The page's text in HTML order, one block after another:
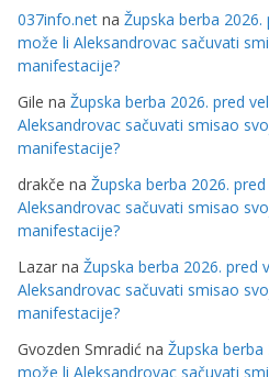
037info.net na Župska berba
može li Aleksandrovac sačuvati
manifestacije?
Gile na Župska berba 2026. pred
Aleksandrovac sačuvati smisao
manifestacije?
drakče na Župska berba 2026.
Aleksandrovac sačuvati smisao
manifestacije?
Lazar na Župska berba 2026. pred
Aleksandrovac sačuvati smisao
manifestacije?
Gvozden Smradić na Župska
može li Aleksandrovac sačuvati